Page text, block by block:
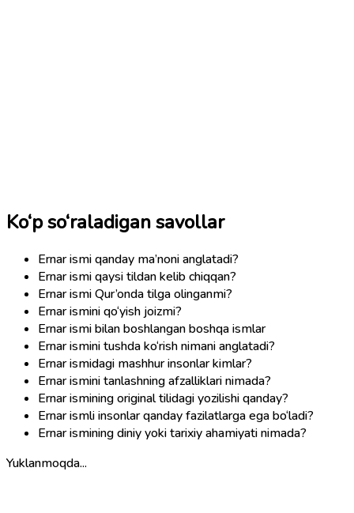
Ko‘p so‘raladigan savollar
Ernar ismi qanday ma’noni anglatadi?
Ernar ismi qaysi tildan kelib chiqqan?
Ernar ismi Qur’onda tilga olinganmi?
Ernar ismini qo‘yish joizmi?
Ernar ismi bilan boshlangan boshqa ismlar
Ernar ismini tushda ko‘rish nimani anglatadi?
Ernar ismidagi mashhur insonlar kimlar?
Ernar ismini tanlashning afzalliklari nimada?
Ernar ismining original tilidagi yozilishi qanday?
Ernar ismli insonlar qanday fazilatlarga ega bo‘ladi?
Ernar ismining diniy yoki tarixiy ahamiyati nimada?
Yuklanmoqda...